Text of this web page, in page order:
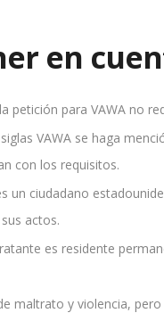
en
petición para VAWA no
VAWA se haga
con los requisitos.
un ciudadano
actos.
es residente
maltrato y violencia,